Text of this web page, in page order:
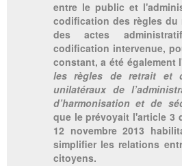
entre le public et
codification des règles
des actes
codification intervenue,
constant, a été également
les règles de retrait et
unilatéraux de
d’harmonisation et de
que le prévoyait l'article 3
12 novembre 2013
simplifier les relations
citoyens.